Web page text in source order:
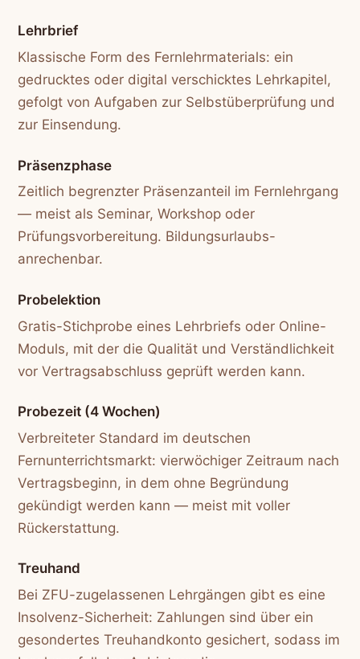
Lehrbrief
Klassische Form des Fernlehrmaterials: ein
gedrucktes oder digital verschicktes Lehrkapitel,
gefolgt von Aufgaben zur Selbstüberprüfung und
zur Einsendung.
Präsenzphase
Zeitlich begrenzter Präsenzanteil im Fernlehrgang
— meist als Seminar, Workshop oder
Prüfungsvorbereitung. Bildungsurlaubs-
anrechenbar.
Probelektion
Gratis-Stichprobe eines Lehrbriefs oder Online-
Moduls, mit der die Qualität und Verständlichkeit
vor Vertragsabschluss geprüft werden kann.
Probezeit (4 Wochen)
Verbreiteter Standard im deutschen
Fernunterrichtsmarkt: vierwöchiger Zeitraum nach
Vertragsbeginn, in dem ohne Begründung
gekündigt werden kann — meist mit voller
Rückerstattung.
Treuhand
Bei ZFU-zugelassenen Lehrgängen gibt es eine
Insolvenz-Sicherheit: Zahlungen sind über ein
gesondertes Treuhandkonto gesichert, sodass im